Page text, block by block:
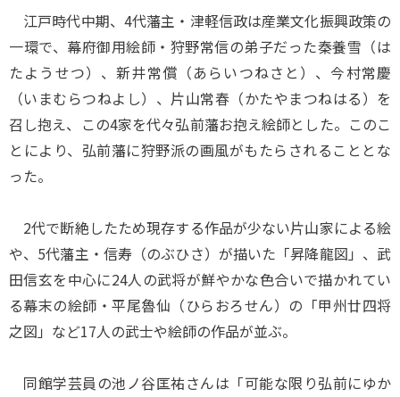
江戸時代中期、4代藩主・津軽信政は産業文化振興政策の
一環で、幕府御用絵師・狩野常信の弟子だった秦養雪（は
たようせつ）、新井常償（あらいつねさと）、今村常慶
（いまむらつねよし）、片山常春（かたやまつねはる）を
召し抱え、この4家を代々弘前藩お抱え絵師とした。このこ
とにより、弘前藩に狩野派の画風がもたらされることとな
った。
2代で断絶したため現存する作品が少ない片山家による絵
や、5代藩主・信寿（のぶひさ）が描いた「昇降龍図」、武
田信玄を中心に24人の武将が鮮やかな色合いで描かれてい
る幕末の絵師・平尾魯仙（ひらおろせん）の「甲州廿四将
之図」など17人の武士や絵師の作品が並ぶ。
同館学芸員の池ノ谷匡祐さんは「可能な限り弘前にゆか